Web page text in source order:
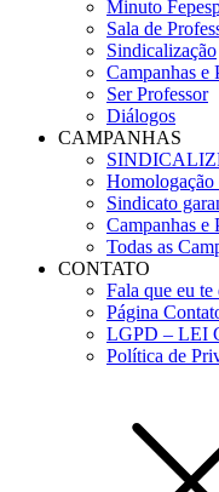
Minuto
Sala de
Sindicalização
Campanhas e
Ser Professor
Diálogos
CAMPANHAS
Homologação
Sindicato
Campanhas e
Todas as
CONTATO
Fala que eu te
Página
LGPD – LEI
Política de